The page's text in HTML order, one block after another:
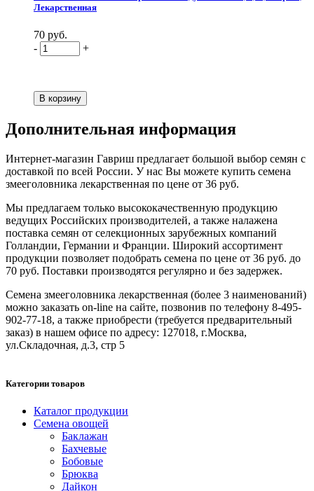
Лекарственная
70 руб.
-
+
Дополнительная информация
Интернет-магазин Гавриш предлагает большой выбор семян с
доставкой по всей России. У нас Вы можете купить семена
змееголовника лекарственная по цене от 36 руб.
Мы предлагаем только высококачественную продукцию
ведущих Российских производителей, а также налажена
поставка семян от селекционных зарубежных компаний
Голландии, Германии и Франции. Широкий ассортимент
продукции позволяет подобрать семена по цене от 36 руб. до
70 руб. Поставки производятся регулярно и без задержек.
Семена змееголовника лекарственная (более 3 наименований)
можно заказать on-line на сайте, позвонив по телефону 8-495-
902-77-18, а также приобрести (требуется предварительный
заказ) в нашем офисе по адресу: 127018, г.Москва,
ул.Складочная, д.3, стр 5
Категории товаров
Каталог продукции
Семена овощей
Баклажан
Бахчевые
Бобовые
Брюква
Дайкон